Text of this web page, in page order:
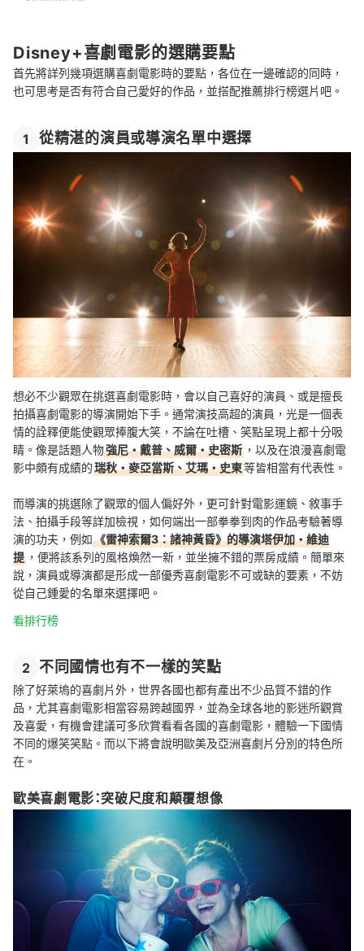
Disney+喜劇電影的選購要點
首先將詳列幾項選購喜劇電影時的要點，各位在一邊確認的同時，
也可思考是否有符合自己愛好的作品，並搭配推薦排行榜選片吧。
1 從精湛的演員或導演名單中選擇
想必不少觀眾在挑選喜劇電影時，會以自己喜好的演員、或是擅長
拍攝喜劇電影的導演開始下手。通常演技高超的演員，光是一個表
情的詮釋便能使觀眾捧腹大笑，不論在吐槽、笑點呈現上都十分吸
睛。像是話題人物強尼・戴普、威爾・史密斯 ，以及在浪漫喜劇電
影中頗有成績的瑞秋・麥亞當斯、艾瑪・史東等皆相當有代表性。
而導演的挑選除了觀眾的個人偏好外，更可針對電影運鏡、敘事手
法、拍攝手段等詳加檢視，如何端出一部拳拳到肉的作品考驗著導
演的功夫，例如《雷神索爾3：諸神黃昏》的導演塔伊加・維迪
提 ，便將該系列的風格煥然一新，並坐擁不錯的票房成績。簡單來
說，演員或導演都是形成一部優秀喜劇電影不可或缺的要素，不妨
從自己鍾愛的名單來選擇吧。
看排行榜
2 不同國情也有不一樣的笑點
除了好萊塢的喜劇片外，世界各國也都有產出不少品質不錯的作
品，尤其喜劇電影相當容易跨越國界，並為全球各地的影迷所觀賞
及喜愛，有機會建議可多欣賞看看各國的喜劇電影，體驗一下國情
不同的爆笑笑點。而以下將會說明歐美及亞洲喜劇片分別的特色所
在。
歐美喜劇電影：突破尺度和顛覆想像